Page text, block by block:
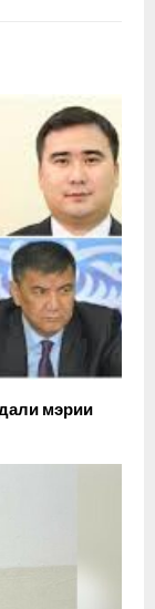
мэрии